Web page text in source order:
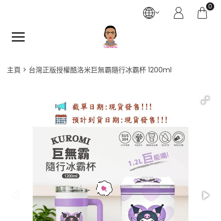
0
主頁 台灣正版授權酷洛米巨無霸隨行冰霸杯 1200ml